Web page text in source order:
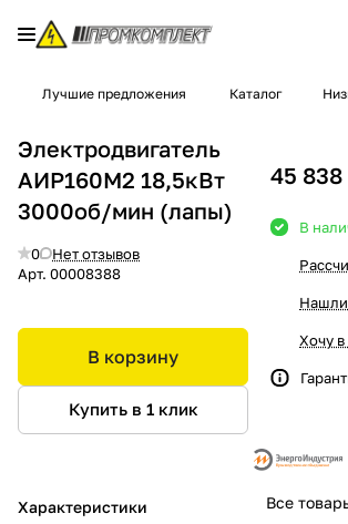
Лучшие предложения Каталог
Электродвигатель
АИР160М2 18,5кВт
3000об/мин (лапы)
0
Нет отзывов
Арт. 00008388
В корзину
Купить в 1 клик
Характеристики
45 838
В
Хочу